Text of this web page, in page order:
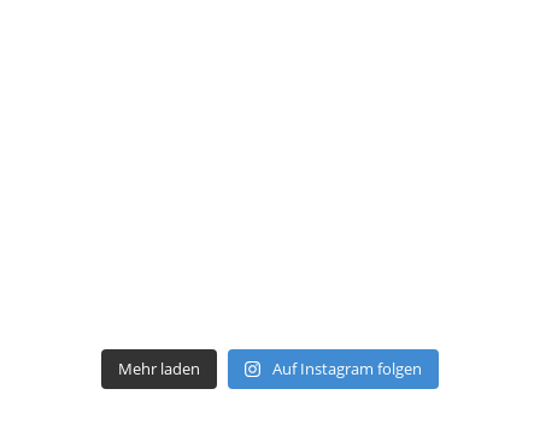
Mehr laden Auf Instagram folgen